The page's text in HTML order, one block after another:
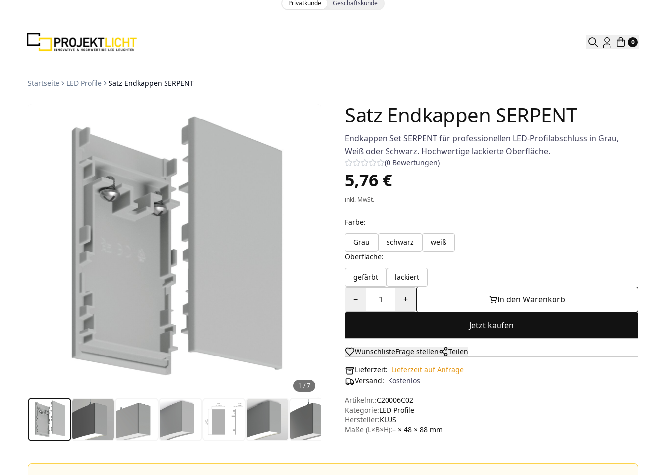
Zum Inhalt springen Privatkunde Geschäftskunde
0
Startseite LED Profile Satz Endkappen SERPENT
1 /7
Satz Endkappen SERPENT
Endkappen Set SERPENT für professionellen LED-Profilabschluss in Grau,
Weiß oder Schwarz. Hochwertige lackierte Oberfläche.
(0 Bewertungen)
5,76 €
inkl. MwSt.
Farbe:
Grau schwarz
weiß
Oberfläche:
gefärbt lackiert
− 1 + In den Warenkorb
Jetzt kaufen
WunschlisteFrage stellen
Teilen
Lieferzeit: Lieferzeit auf Anfrage
Versand: Kostenlos
Artikelnr.:C20006C02
Kategorie:LED Profile
Hersteller:KLUS
Maße (L×B×H):– × 48 × 88 mm